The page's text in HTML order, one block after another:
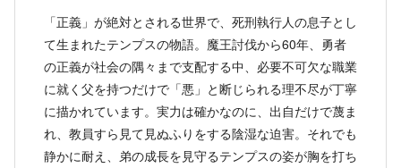
「正義」が絶対とされる世界で、死刑執行人の息子とし
て生まれたテンプスの物語。魔王討伐から60年、勇者
の正義が社会の隅々まで支配する中、必要不可欠な職業
に就く父を持つだけで「悪」と断じられる理不尽が丁寧
に描かれています。実力は確かなのに、出自だけで蔑ま
れ、教員すら見て見ぬふりをする陰湿な迫害。それでも
静かに耐え、弟の成長を見守るテンプスの姿が胸を打ち